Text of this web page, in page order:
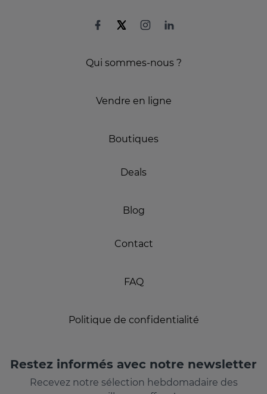
Qui sommes-nous ?
Vendre en ligne
Boutiques
Deals
Blog
Contact
FAQ
Politique de confidentialité
Restez informés avec notre newsletter
Recevez notre sélection hebdomadaire des